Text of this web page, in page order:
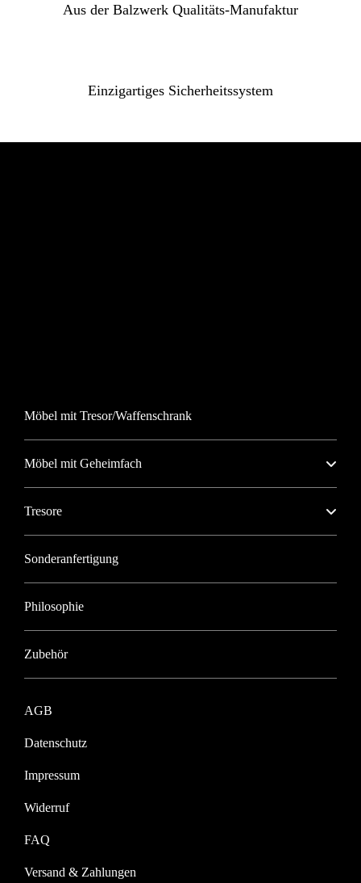
Aus der Balzwerk Qualitäts-Manufaktur
Einzigartiges Sicherheitssystem
Möbel mit Tresor/Waffenschrank
Möbel mit Geheimfach
Tresore
Sonderanfertigung
Philosophie
Zubehör
AGB
Datenschutz
Impressum
Widerruf
FAQ
Versand & Zahlungen